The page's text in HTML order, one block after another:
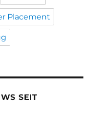
Placement
SEIT